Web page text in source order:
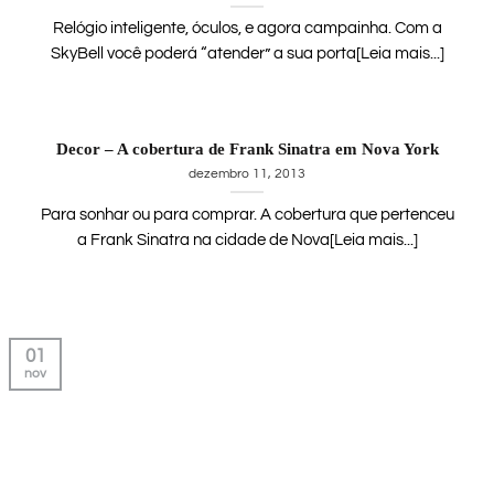
Relógio inteligente, óculos, e agora campainha. Com a
SkyBell você poderá “atender” a sua porta[Leia mais...]
Decor – A cobertura de Frank Sinatra em Nova York
dezembro 11, 2013
Para sonhar ou para comprar. A cobertura que pertenceu
a Frank Sinatra na cidade de Nova[Leia mais...]
01
nov